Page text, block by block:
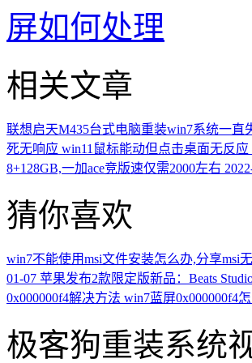
屏如何处理
相关文章
联想启天M435台式电脑重装win7系统一直
死无响应 win11鼠标能动但点击桌面无反应
8+128GB,一加ace竞版速仅需2000左右
猜你喜欢
win7不能使用msi文件安装怎么办,分享msi
01-07 苹果发布2款限定版新品：Beats
0x000000f4解决方法 win7蓝屏0x000000f4
极客狗重装系统